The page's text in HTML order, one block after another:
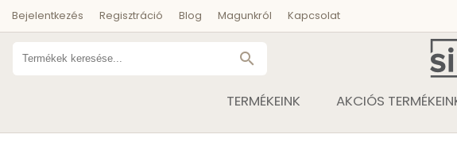
Bejelentkezés Regisztráció Blog Magunkról Kapcsolat
search
TERMÉKEINK AKCIÓS